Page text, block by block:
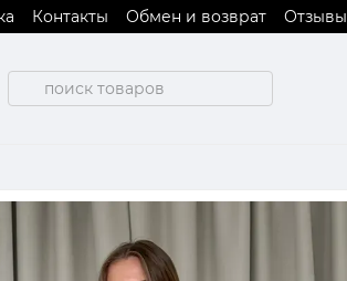
Контакты Обмен и возврат Отзывы
Договор публичной оферты